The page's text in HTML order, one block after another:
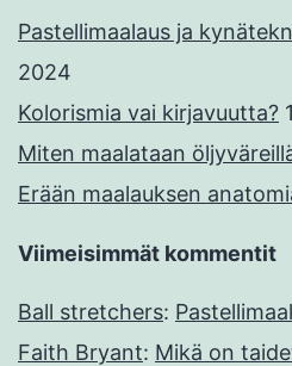
Pastellimaalaus ja
2024
Kolorismia vai kirjavuutta?
Miten maalataan
Erään maalauksen
Viimeisimmät kommentit
Ball stretchers:
Faith Bryant: Mikä on